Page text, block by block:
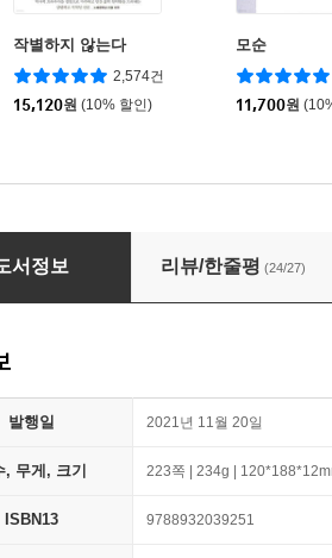
작별하지 않는다
2,574건
15,120원 (10% 할인)
모순
11,700원
으로
서정보 리뷰/한줄평 (24/27)
발행일 2021년 11월 20일
, 무게, 크기 223쪽 | 234g |
ISBN13 9788932039251